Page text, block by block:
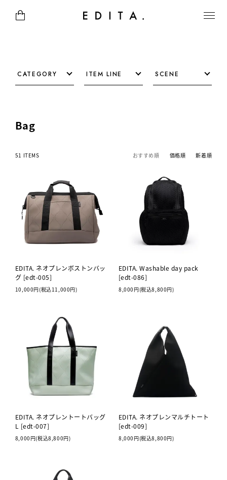
CATEGORY ITEM LINE SCENE
Bag
51 ITEMS おすすめ順 価格順 新着順
EDITA. ネオプレンボストンバッ
グ [edt-005]
10,000円(税込11,000円)
EDITA. Washable day pack
[edt-086]
8,000円(税込8,800円)
EDITA. ネオプレントートバッグ
L [edt-007]
8,000円(税込8,800円)
EDITA. ネオプレンマルチトート
[edt-009]
8,000円(税込8,800円)